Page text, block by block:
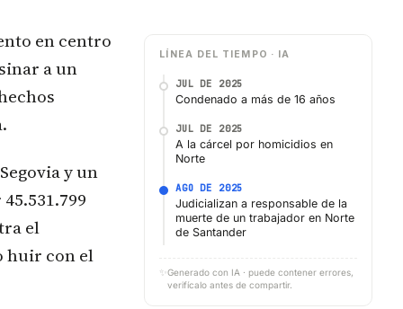
en centro
a un
y un
el
huir con el
LÍNEA DEL TIEMPO · IA
JUL DE 2025
Condenado a más de 16 años
JUL DE 2025
A la cárcel por homicidios en
Norte
AGO DE 2025
Judicializan a responsable de la
muerte de un trabajador en Norte
de Santander
✨ Generado con IA · puede contener errores,
verifícalo antes de compartir.